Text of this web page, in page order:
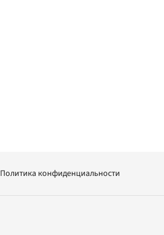
Политика конфиденциальности